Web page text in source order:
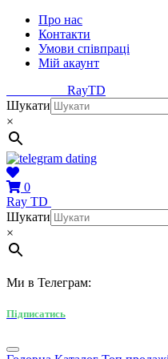
Про нас
Контакти
Умови співпраці
Мій акаунт
RayTD
Шукати
×
0
Ray TD
Шукати
×
Ми в Телеграм:
Підписатись